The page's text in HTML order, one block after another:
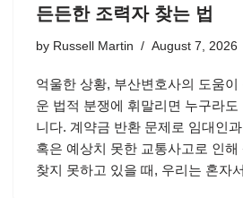
든든한 조력자 찾는 법
by Russell Martin August 7, 2026
억울한 상황, 부산변호사의 도움이
운 법적 분쟁에 휘말리면 누구라도
니다. 계약금 반환 문제로 임대인
혹은 예상치 못한 교통사고로 인
찾지 못하고 있을 때, 우리는 혼자